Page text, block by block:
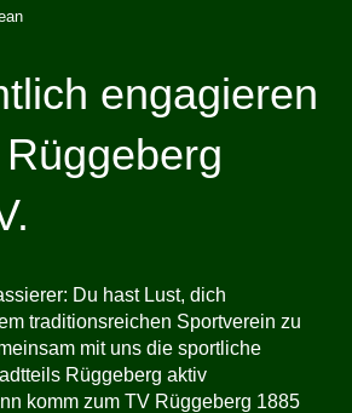
engagieren
Du hast Lust, dich
traditionsreichen Sportverein zu
mit uns die sportliche
Rüggeberg aktiv
komm zum TV Rüggeberg 1885